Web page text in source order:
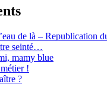
de là – Republication
seinté…
mamy blue
!
?